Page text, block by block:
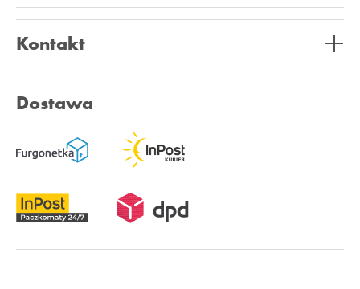
Kontakt
Dostawa